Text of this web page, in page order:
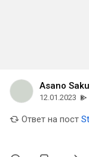
Asano
12.01.2023
Ответ на пост